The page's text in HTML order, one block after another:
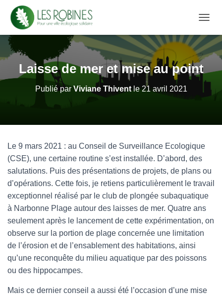
É
P
L
E
R
L
G
O
N
Laisse de mer et mise au point
Publié par Viviane Thiventle21 avril 2021
Le 9 mars 2021 : au Conseil de Surveillance Ecologique
(CSE), une certaine routine s’est installée. D’abord, des
salutations. Puis des présentations de projets, de plans ou
d’opérations. Cette fois, je retiens particulièrement le travail
exceptionnel réalisé par le club de plongée subaquatique
à Narbonne Plage autour des laisses de mer. Quatre ans
seulement après le lancement de cette expérimentation, on
observe sur la portion de plage concernée une limitation
de l’érosion et de l’ensablement des habitations, ainsi
qu’une reconquête du milieu aquatique par des poissons
ou des hippocampes.
Mais ce dernier conseil a aussi été l’occasion d’une mise